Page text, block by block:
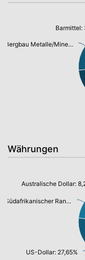
Bergbau Metalle/Mineralien: 22,86%
Barmittel:
Währungen
US-Dollar: 27,65%
Südafrikanischer Rand: 14,29%
Australische Dollar: